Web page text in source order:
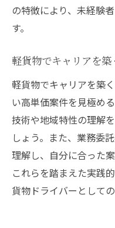
の特徴により、未経験
す。
軽貨物でキャリアを
軽貨物でキャリアを築
い高単価案件を見極め
技術や地域特性の理解
しょう。また、業務委
理解し、自分に合った
これらを踏まえた実践
貨物ドライバーとして